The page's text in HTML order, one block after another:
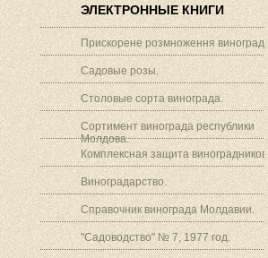
ЭЛЕКТРОННЫЕ КНИГИ
Прискорене розмноження винограду.
Садовые розы.
Столовые сорта винограда.
Сортимент винограда республики
Молдова.
Комплексная защита виноградников.
Виноградарство.
Справочник винограда Молдавии.
"Садоводство" № 7, 1977 год.